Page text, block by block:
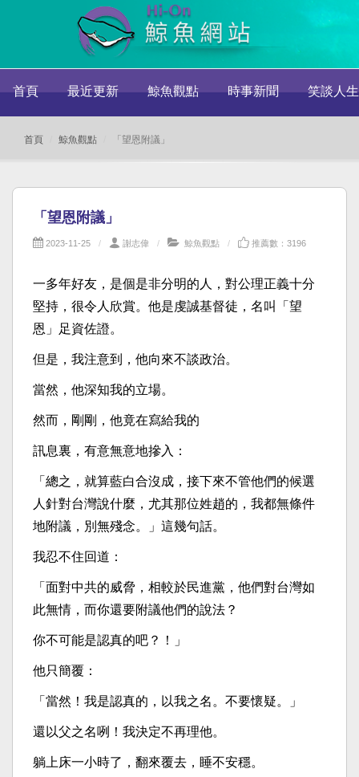
首頁 最近更新 鯨魚觀點 時事新聞 笑談人生
首頁 鯨魚觀點 「望恩附議」
「望恩附議」
2023-11-25 謝志偉 鯨魚觀點 推薦數：3196
一多年好友，是個是非分明的人，對公理正義十分
堅持，很令人欣賞。他是虔誠基督徒，名叫「望
恩」足資佐證。
但是，我注意到，他向來不談政治。
當然，他深知我的立場。
然而，剛剛，他竟在寫給我的
訊息裏，有意無意地摻入：
「總之，就算藍白合沒成，接下來不管他們的候選
人針對台灣說什麼，尤其那位姓趙的，我都無條件
地附議，別無殘念。」這幾句話。
我忍不住回道：
「面對中共的威脅，相較於民進黨，他們對台灣如
此無情，而你還要附議他們的說法？
你不可能是認真的吧？！」
他只簡覆：
「當然！我是認真的，以我之名。不要懷疑。」
還以父之名咧！我決定不再理他。
躺上床一小時了，翻來覆去，睡不安穩。